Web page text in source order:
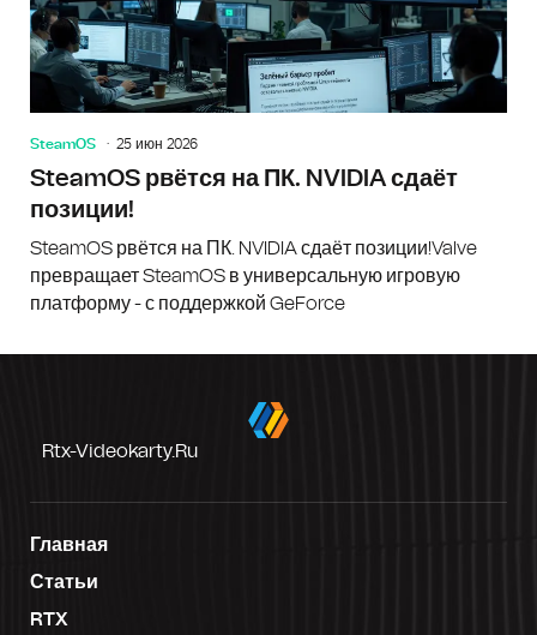
SteamOS 25 июн 2026
SteamOS рвётся на ПК. NVIDIA сдаёт
позиции!
SteamOS рвётся на ПК. NVIDIA сдаёт позиции!Valve
превращает SteamOS в универсальную игровую
платформу - с поддержкой GeForce
Rtx-Videokarty.ru
Главная
Статьи
RTX